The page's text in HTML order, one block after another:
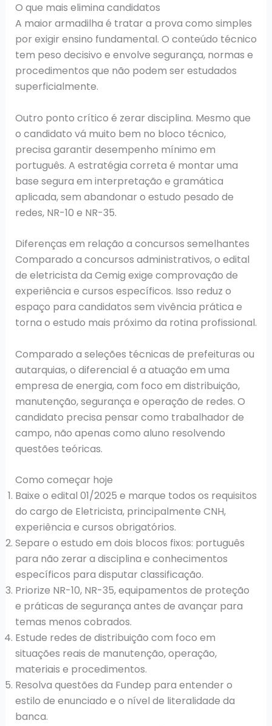
O que mais elimina candidatos
A maior armadilha é tratar a prova como simples
por exigir ensino fundamental. O conteúdo técnico
tem peso decisivo e envolve segurança, normas e
procedimentos que não podem ser estudados
superficialmente.
Outro ponto crítico é zerar disciplina. Mesmo que
o candidato vá muito bem no bloco técnico,
precisa garantir desempenho mínimo em
português. A estratégia correta é montar uma
base segura em interpretação e gramática
aplicada, sem abandonar o estudo pesado de
redes, NR-10 e NR-35.
Diferenças em relação a concursos semelhantes
Comparado a concursos administrativos, o edital
de eletricista da Cemig exige comprovação de
experiência e cursos específicos. Isso reduz o
espaço para candidatos sem vivência prática e
torna o estudo mais próximo da rotina profissional.
Comparado a seleções técnicas de prefeituras ou
autarquias, o diferencial é a atuação em uma
empresa de energia, com foco em distribuição,
manutenção, segurança e operação de redes. O
candidato precisa pensar como trabalhador de
campo, não apenas como aluno resolvendo
questões teóricas.
Como começar hoje
Baixe o edital 01/2025 e marque todos os requisitos
do cargo de Eletricista, principalmente CNH,
experiência e cursos obrigatórios.
Separe o estudo em dois blocos fixos: português
para não zerar a disciplina e conhecimentos
específicos para disputar classificação.
Priorize NR-10, NR-35, equipamentos de proteção
e práticas de segurança antes de avançar para
temas menos cobrados.
Estude redes de distribuição com foco em
situações reais de manutenção, operação,
materiais e procedimentos.
Resolva questões da Fundep para entender o
estilo de enunciado e o nível de literalidade da
banca.